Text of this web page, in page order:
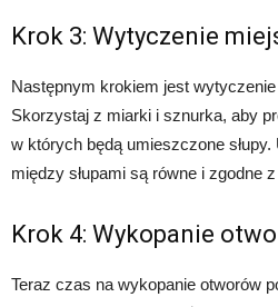
Krok 3: Wytyczenie
Następnym krokiem jest wytyczenie
Skorzystaj z miarki i sznurka, aby
w których będą umieszczone słupy.
między słupami są równe i zgodne
Krok 4: Wykopanie
Teraz czas na wykopanie otworów